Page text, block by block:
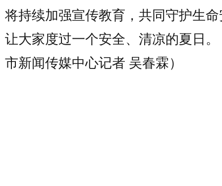
将持续加强宣传教育，共同守护生
让大家度过一个安全、清凉的夏日。
市新闻传媒中心记者 吴春霖）